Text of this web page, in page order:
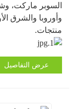
السوبر ماركت،
وأوروبا والشرق
منتجات.
عرض التفاصيل